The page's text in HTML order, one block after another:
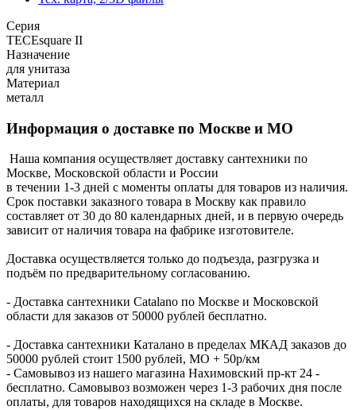
Серия
TECEsquare II
Назначение
для унитаза
Материал
металл
Информация о доставке по Москве и МО
Наша компания осуществляет доставку сантехники по
Москве, Московской области и России
в течении 1-3 дней с моменты оплаты для товаров из наличия.
Срок поставки заказного товара в Москву как правило
составляет от 30 до 80 календарных дней, и в первую очередь
зависит от наличия товара на фабрике изготовителе.
Доставка осуществляется только до подъезда, разгрузка и
подъём по предварительному согласованию.
- Доставка сантехники Catalano по Москве и Московской
области для заказов от 50000 рублей бесплатно.
- Доставка сантехники Каталано в пределах МКАД заказов до
50000 рублей стоит 1500 рублей, МО + 50р/км
- Самовывоз из нашего магазина Нахимовский пр-кт 24 -
бесплатно. Самовывоз возможен через 1-3 рабочих дня после
оплаты, для товаров находящихся на складе в Москве.